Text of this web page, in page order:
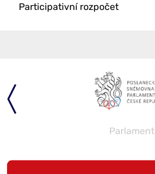
Participativní rozpočet
Parlament